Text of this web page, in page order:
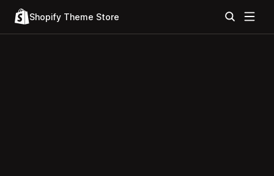
Shopify Theme Store